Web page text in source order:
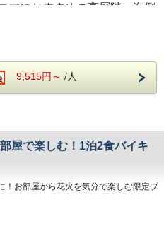
アにおすすめの高層階・海側
ンです。
様にぴったりのプランをご用
きました。
を望める天城館10畳となり、
9,515円～ /人
屋で楽しむ！1泊2食バイキ
！お部屋から花火を気分で楽しむ限定プ
あるため、どうぞお早めにご予約くださ